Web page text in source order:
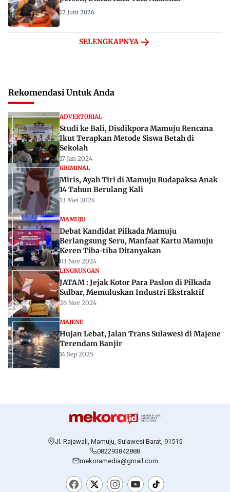
12 Juni 2026
SELENGKAPNYA
Rekomendasi Untuk Anda
ADVERTORIAL
Studi ke Bali, Disdikpora Mamuju Rencana
Ikut Terapkan Metode Siswa Betah di
Sekolah
17 Jan 2024
KRIMINAL
Miris, Ayah Tiri di Mamuju Rudapaksa Anak
14 Tahun Berulang Kali
13 Mei 2024
MAMUJU
Debat Kandidat Pilkada Mamuju
Berlangsung Seru, Manfaat Kartu Mamuju
Keren Tiba-tiba Ditanyakan
03 Nov 2024
LINGKUNGAN
JATAM : Jejak Kotor Para Paslon di Pilkada
Sulbar, Memuluskan Industri Ekstraktif
26 Nov 2024
MAJENE
Hujan Lebat, Jalan Trans Sulawesi di Majene
Terendam Banjir
14 Sep 2025
Jl. Rajawali, Mamuju, Sulawesi Barat, 91515
082293842888
mekoramedia@gmail.com